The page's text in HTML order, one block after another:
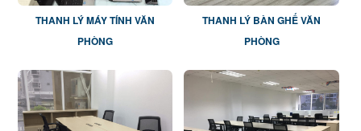
THANH LÝ MÁY TÍNH VĂN
PHÒNG
THANH LÝ BÀN GHẾ VĂN
PHÒNG